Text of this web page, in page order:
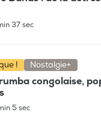
37 sec
! Nostalgie+
congolaise,
5 sec